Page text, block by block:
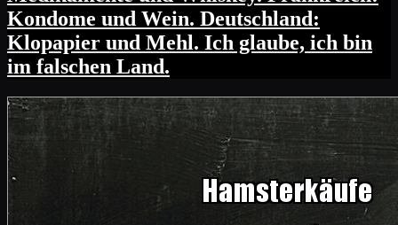
Kondome und Wein. Deutschland:
Klopapier und Mehl. Ich glaube, ich bin
im falschen Land.